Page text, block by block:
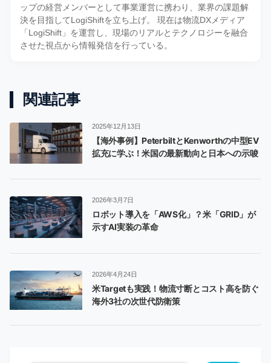
ップの経営メンバーとして事業運営に携わり、業界の課題解
決を目指してLogiShiftを立ち上げ。 現在は物流DXメディア
「LogiShift」を運営し、現場のリアルとテクノロジーを融合
させた視点から情報発信を行っている。
関連記事
2025年12月13日
【海外事例】PeterbiltとKenworthの中型EV
拡充に学ぶ！米国の最新動向と日本への示唆
2026年3月7日
ロボット導入を「AWS化」？米「GRID」が
示すAI実装の革命
2026年4月24日
米Targetも実践！物流寸断とコスト高を防ぐ
海外3社の次世代防衛策